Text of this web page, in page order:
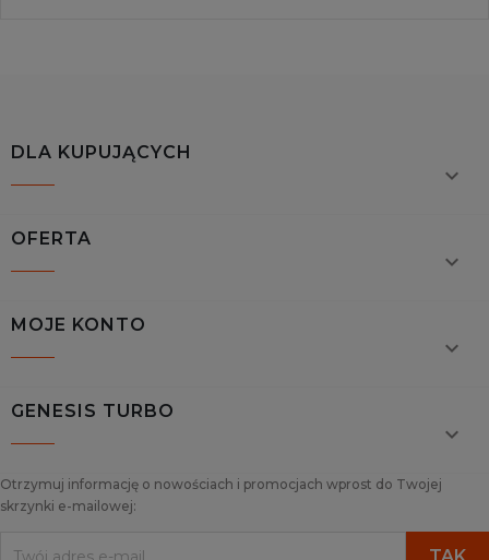
DLA KUPUJĄCYCH

OFERTA

MOJE KONTO

GENESIS TURBO

Otrzymuj informację o nowościach i promocjach wprost do Twojej
skrzynki e-mailowej: